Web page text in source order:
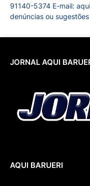
91140-5374 E-mail:
denúncias ou sugestões
JORNAL AQUI
AQUI BARUERI